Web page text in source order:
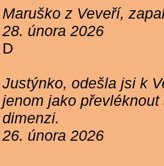
Maruško z Veveří,
28. února 2026
D
Justýnko, odešla jsi k
jenom jako
dimenzi.
26. února 2026